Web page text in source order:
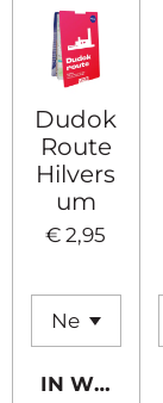
Dudok
Route
Hilvers
um
€ 2,95
IN